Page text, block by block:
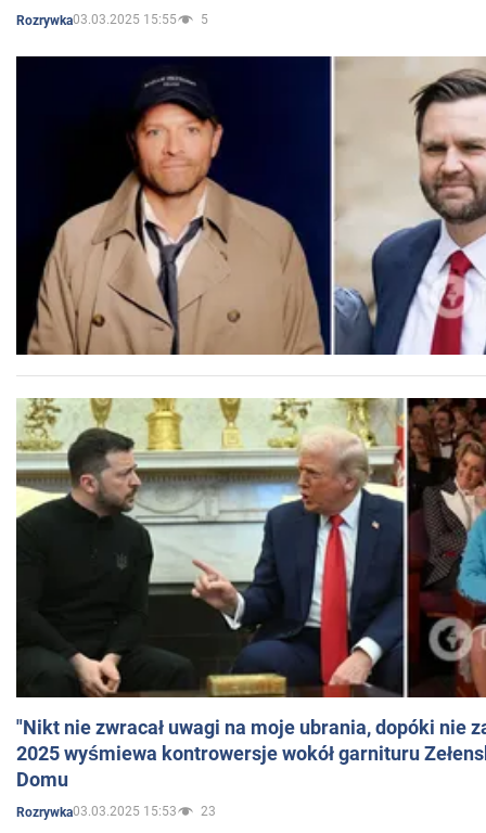
Rozrywka03.03.2025 15:55 5
"Nikt nie zwracał uwagi na moje ubrania, dopóki nie
2025 wyśmiewa kontrowersje wokół garnituru
Domu
Rozrywka03.03.2025 15:53 23